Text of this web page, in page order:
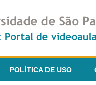
POLÍTICA DE USO